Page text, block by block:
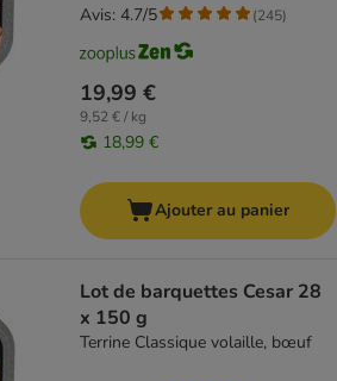
19,99 €
9,52 € / kg
18,99 €
Avis: 4.7/5 (245)
Ajouter au panier
Lot de barquettes Cesar 28
x 150 g
Terrine Classique volaille, bœuf